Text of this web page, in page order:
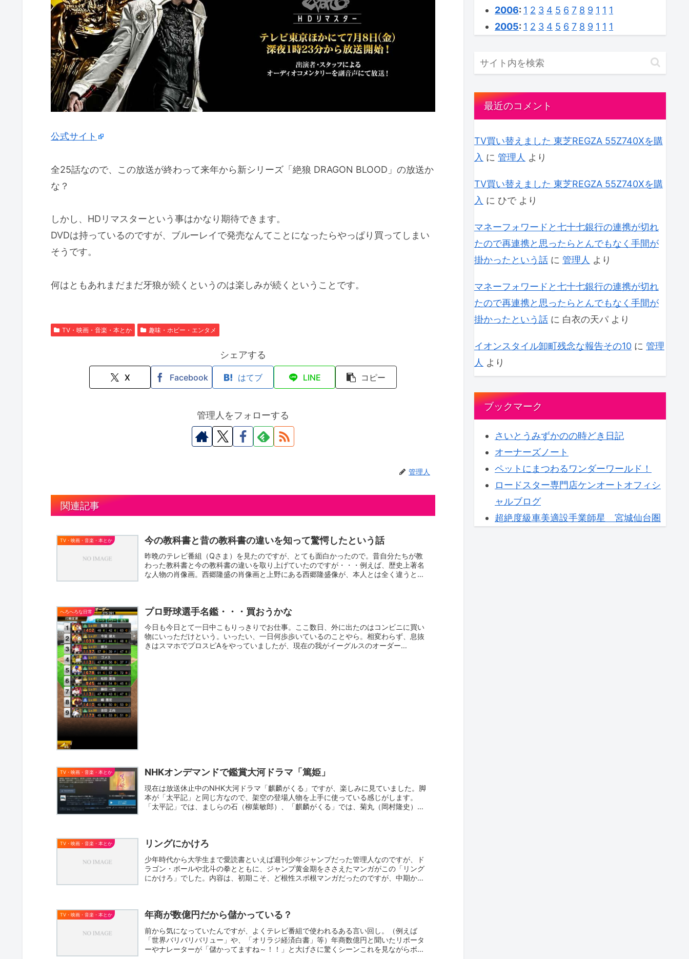
公式サイト
全25話なので、この放送が終わって来年から新シリーズ「絶狼 DRAGON BLOOD」の放送か
な？
しかし、HDリマスターという事はかなり期待できます。
DVDは持っているのですが、ブルーレイで発売なんてことになったらやっぱり買ってしまい
そうです。
何はともあれまだまだ牙狼が続くというのは楽しみが続くということです。
TV・映画・音楽・本とか 趣味・ホビー・エンタメ
シェアする
X Facebook はてブ LINE コピー
管理人をフォローする
管理人
関連記事
TV・映画・音楽・本とか 今の教科書と昔の教科書の違いを知って驚愕したという話
昨晩のテレビ番組（Qさま）を見たのですが、とても面白かったので。昔自分たちが教
わった教科書と今の教科書の違いを取り上げていたのですが・・・例えば、歴史上著名
な人物の肖像画。西郷隆盛の肖像画と上野にある西郷隆盛像が、本人とは全く違うとい
へろへろな日常 プロ野球選手名鑑・・・買おうかな
今日も今日とて一日中こもりっきりでお仕事。ここ数日、外に出たのはコンビニに買い
物にいっただけという。いったい、一日何歩歩いているのことやら。相変わらず、息抜
きはスマホでプロスピAをやっていましたが、現在の我がイーグルスのオーダー
TV・映画・音楽・本とか NHKオンデマンドで鑑賞大河ドラマ「篤姫」
現在は放送休止中のNHK大河ドラマ「麒麟がくる」ですが、楽しみに見ていました。脚
本が「太平記」と同じ方なので、架空の登場人物を上手に使っている感じがします。
「太平記」では、ましらの石（柳葉敏郎）、「麒麟がくる」では、菊丸（岡村隆史）最
TV・映画・音楽・本とか リングにかけろ
少年時代から大学生まで愛読書といえば週刊少年ジャンプだった管理人なのですが、ド
ラゴン・ボールや北斗の拳とともに、ジャンプ黄金期をささえたマンガがこの「リング
にかけろ」でした。内容は、初期こそ、ど根性スポ根マンガだったのですが、中期から
TV・映画・音楽・本とか 年商が数億円だから儲かっている？
前から気になっていたんですが、よくテレビ番組で使われるある言い回し。（例えば
「世界バリバリバリュー」や、「オリラジ経済白書」等）年商数億円と聞いたリポータ
ーやナレーターが「儲かってますね～！！」と大げさに驚くシーンこれを見ながらボソ
2006: 1 2 3 4 5 6 7 8 9 1 1 1
2005: 1 2 3 4 5 6 7 8 9 1 1 1
最近のコメント
TV買い替えました 東芝REGZA 55Z740Xを購
入 に 管理人 より
TV買い替えました 東芝REGZA 55Z740Xを購
入 に ひでより
マネーフォワードと七十七銀行の連携が切れ
たので再連携と思ったらとんでもなく手間が
掛かったという話 に 管理人 より
マネーフォワードと七十七銀行の連携が切れ
たので再連携と思ったらとんでもなく手間が
掛かったという話 に 白衣の天パより
イオンスタイル卸町残念な報告その10 に 管理
人 より
ブックマーク
さいとうみずかのの時どき日記
オーナーズノート
ペットにまつわるワンダーワールド！
ロードスター専門店ケンオートオフィシ
ャルブログ
超絶度級車美適設手業師星 宮城仙台圏